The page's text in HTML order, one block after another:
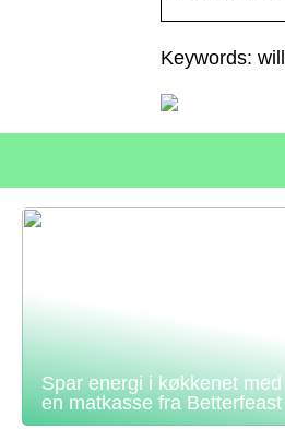
Keywords:
Spar energi i køkkenet med
en matkasse fra Betterfeast